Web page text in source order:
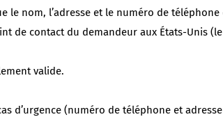
nom, l’adresse et le numéro de
de contact du demandeur aux États-Unis (le
valide.
d’urgence (numéro de téléphone et